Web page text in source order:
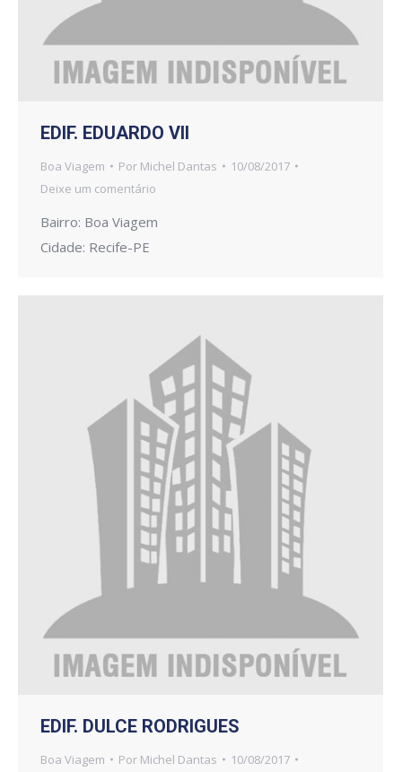
EDIF. EDUARDO VII
Boa Viagem Por Michel Dantas
10/08/2017
Deixe um comentário
Bairro: Boa Viagem
Cidade: Recife-PE
EDIF. DULCE RODRIGUES
Boa Viagem Por Michel Dantas
10/08/2017